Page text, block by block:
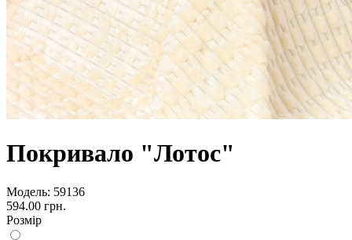
Покривало "Лотос"
Модель: 59136
594.00 грн.
Розмір